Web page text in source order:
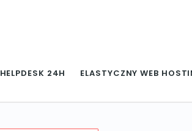
HELPDESK 24H ELASTYCZNY WEB